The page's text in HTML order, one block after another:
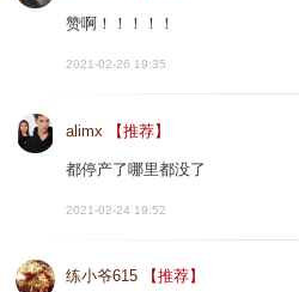
赞啊！！！！！
2021-02-26 19:35
alimx 【推荐】
都停产了哪里都没了
2021-02-24 19:52
练小爷615 【推荐】